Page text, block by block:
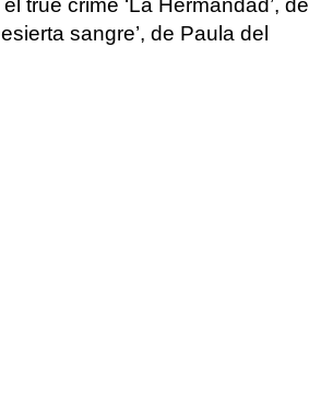
true crime ‘La Hermandad’, de
sangre’, de Paula del